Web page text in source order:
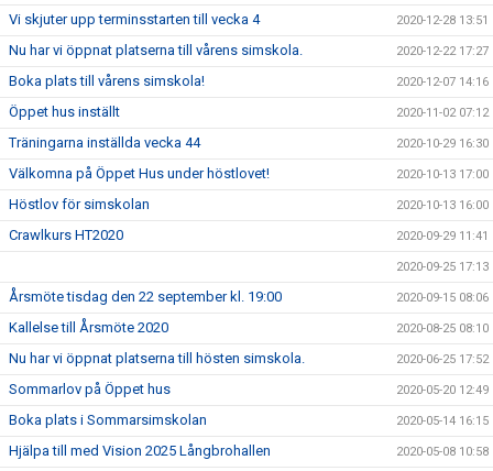
Vi skjuter upp terminsstarten till vecka 4 2020-12-28 13:51
Nu har vi öppnat platserna till vårens simskola. 2020-12-22 17:27
Boka plats till vårens simskola! 2020-12-07 14:16
Öppet hus inställt 2020-11-02 07:12
Träningarna inställda vecka 44 2020-10-29 16:30
Välkomna på Öppet Hus under höstlovet! 2020-10-13 17:00
Höstlov för simskolan 2020-10-13 16:00
Crawlkurs HT2020 2020-09-29 11:41
2020-09-25 17:13
Årsmöte tisdag den 22 september kl. 19:00 2020-09-15 08:06
Kallelse till Årsmöte 2020 2020-08-25 08:10
Nu har vi öppnat platserna till hösten simskola. 2020-06-25 17:52
Sommarlov på Öppet hus 2020-05-20 12:49
Boka plats i Sommarsimskolan 2020-05-14 16:15
Hjälpa till med Vision 2025 Långbrohallen 2020-05-08 10:58